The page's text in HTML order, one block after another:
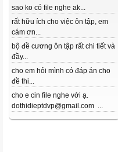
sao ko có file nghe ak...
rất hữu ích cho việc ôn tập, em
cám ơn...
bộ đề cương ôn tập rất chi tiết và
đầy...
cho em hỏi mình có đáp án cho
đề thi...
cho e cin file nghe với ạ.
dothidieptdvp@gmail.com ...